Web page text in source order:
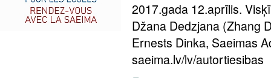
2017.gada 12.aprīlis.
Džana Dedzjana (Zhang
Ernests Dinka, Saeimas
saeima.lv/lv/autortiesibas